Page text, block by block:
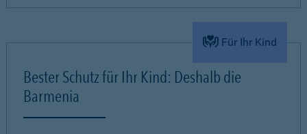
Für Ihr Kind
Bester Schutz für Ihr Kind: Deshalb die
Barmenia